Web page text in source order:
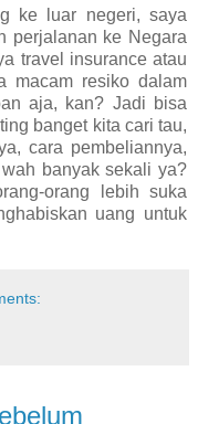
ke luar negeri, saya
perjalanan ke Negara
travel insurance atau
macam resiko dalam
aja, kan? Jadi bisa
banget kita cari tau,
cara pembeliannya,
banyak sekali ya?
orang lebih suka
uang untuk